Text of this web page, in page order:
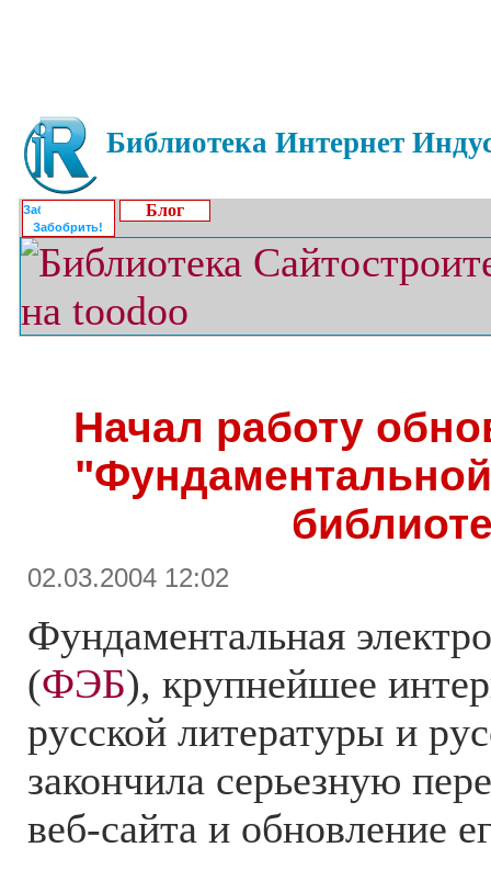
Библиотека Интернет
Забобрить!
Блог
Начал работу
02.03.2004 12:02
Фундаментальная
(ФЭБ), крупнейшее
русской литературы и
закончила серьезную
веб-сайта и обновление